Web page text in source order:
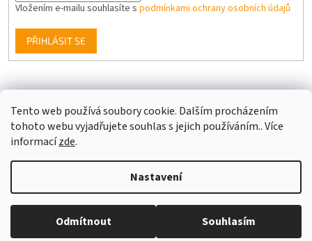
Tento web používá soubory cookie. Dalším procházením
tohoto webu vyjadřujete souhlas s jejich používáním.. Více
informacízde.
Nastavení
Odmítnout Souhlasím
Vložením e-mailu souhlasíte s podmínkami ochrany osobních údajů
PŘIHLÁSIT SE
Facebook
Copyright 2026Berge LED. Všechna práva vyhrazena.Upravit